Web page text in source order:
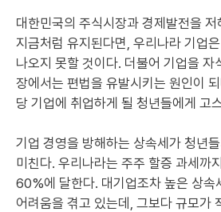
대한민국의 주식시장과 경제발전을
지금처럼 유지된다면, 우리나라 기업
나오지 못할 것이다. 더불어 기업을 자
장에서는 편법을 유발시키는 원인이
당 기업에 취업하게 될 청년들에게 고
기업 경영을 방해하는 상속세가 청년
미친다. 우리나라는 주주 할증 과세까
60%에 달한다. 대기업조차 높은 상속
어려움을 겪고 있는데, 그보다 규모가